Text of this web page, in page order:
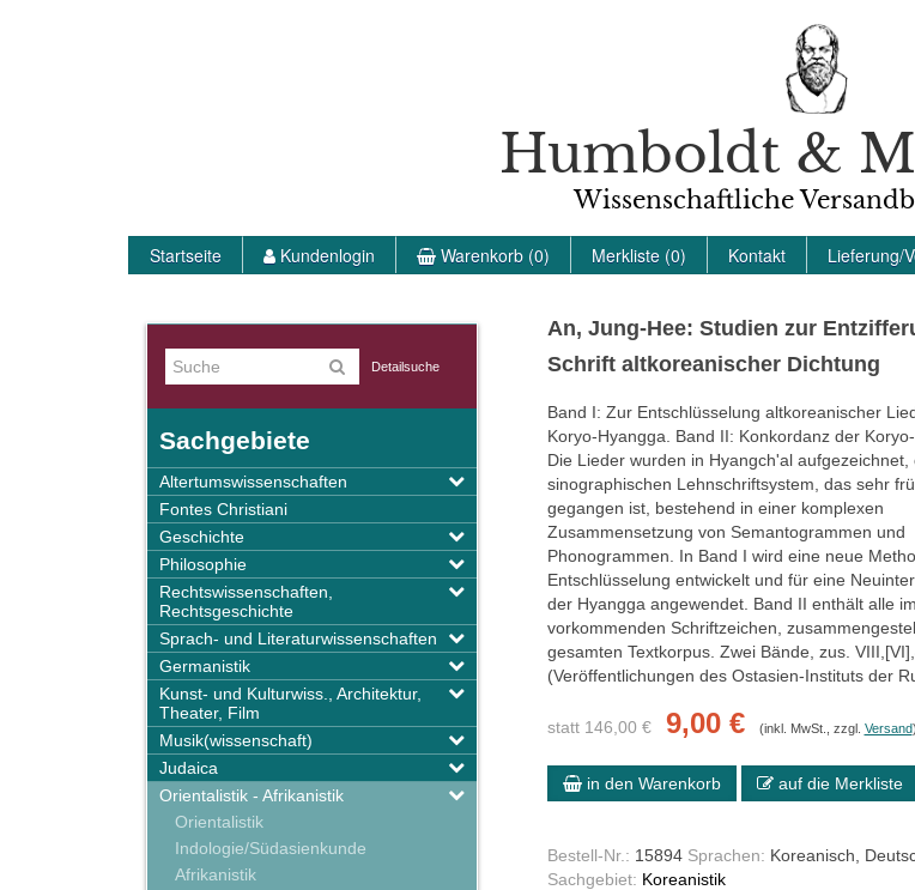
Humboldt &
Wissenschaftliche
Startseite Kundenlogin Warenkorb (0) Merkliste (0) Kontakt Lieferung/
Detailsuche
Sachgebiete
Altertumswissenschaften
Fontes Christiani
Geschichte
Philosophie
Rechtswissenschaften,
Rechtsgeschichte
Sprach- und Literaturwissenschaften
Germanistik
Kunst- und Kulturwiss., Architektur,
Theater, Film
Musik(wissenschaft)
Judaica
Orientalistik - Afrikanistik
Orientalistik
Indologie/Südasienkunde
Afrikanistik
An, Jung-Hee: Studien zur
Schrift altkoreanischer Dichtung
Band I: Zur Entschlüsselung altkoreanischer
Koryo-Hyangga. Band II: Konkordanz der Koryo-
Die Lieder wurden in Hyangch'al aufgezeichnet,
sinographischen Lehnschriftsystem, das sehr
gegangen ist, bestehend in einer komplexen
Zusammensetzung von Semantogrammen und
Phonogrammen. In Band I wird eine neue
Entschlüsselung entwickelt und für eine
der Hyangga angewendet. Band II enthält alle
vorkommenden Schriftzeichen,
gesamten Textkorpus. Zwei Bände, zus.
(Veröffentlichungen des Ostasien-Instituts der
statt 146,00 € 9,00 € (inkl. MwSt., zzgl. Versand)
in den Warenkorb auf die Merkliste
Bestell-Nr.: 15894 Sprachen: Koreanisch,
Sachgebiet: Koreanistik